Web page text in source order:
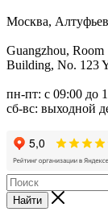
Москва,
Guangzhou,
Building, No. 123
пн-пт: с 09:00 до
сб-вс: выходной
Найти